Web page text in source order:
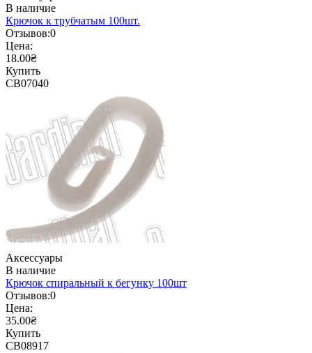
В наличие
Крючок к трубчатым 100шт.
Отзывов:0
Цена:
18.00₴
Купить
CB07040
Аксессуары
В наличие
Крючок спиральный к бегунку 100шт
Отзывов:0
Цена:
35.00₴
Купить
CB08917